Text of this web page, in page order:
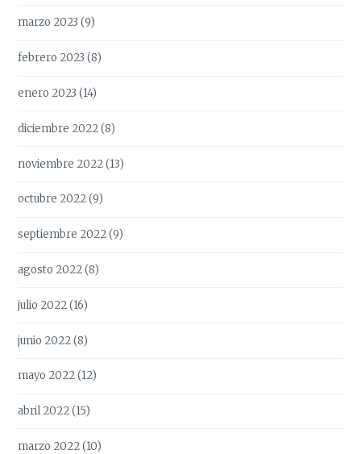
marzo 2023 (9)
febrero 2023 (8)
enero 2023 (14)
diciembre 2022(8)
noviembre 2022(13)
octubre 2022(9)
septiembre 2022(9)
agosto 2022(8)
julio 2022(16)
junio 2022(8)
mayo 2022(12)
abril 2022(15)
marzo 2022(10)